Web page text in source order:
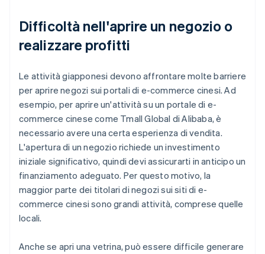
Difficoltà nell'aprire un negozio o
realizzare profitti
Le attività giapponesi devono affrontare molte barriere
per aprire negozi sui portali di e-commerce cinesi. Ad
esempio, per aprire un'attività su un portale di e-
commerce cinese come Tmall Global di Alibaba, è
necessario avere una certa esperienza di vendita.
L'apertura di un negozio richiede un investimento
iniziale significativo, quindi devi assicurarti in anticipo un
finanziamento adeguato. Per questo motivo, la
maggior parte dei titolari di negozi sui siti di e-
commerce cinesi sono grandi attività, comprese quelle
locali.
Anche se apri una vetrina, può essere difficile generare